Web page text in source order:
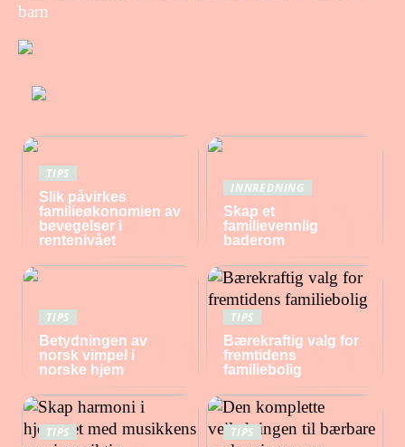
barn
TIPS
Slik påvirkes
familieøkonomien av
bevegelser i
rentenivået
INNREDNING
Skap et
familievennlig
baderom
TIPS
Betydningen av
norsk vimpel i
norske hjem
TIPS
Bærekraftig valg for
fremtidens
familiebolig
TIPS TIPS